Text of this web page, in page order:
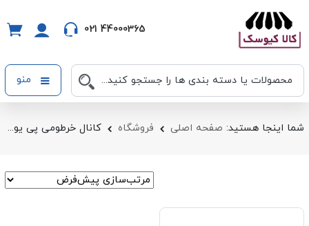
021 44000365
منو
شما اینجا هستید: صفحه اصلی فروشگاه کانال خرطومی پی یو چیست؟